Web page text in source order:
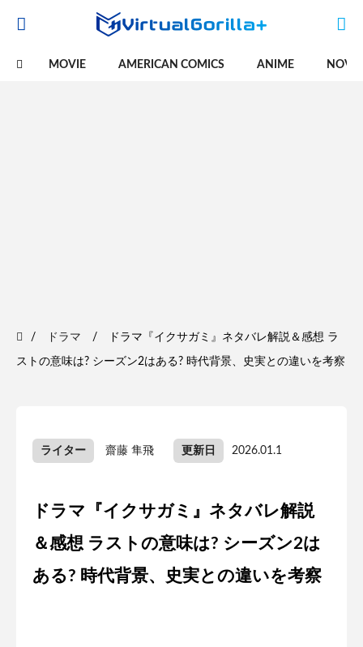
MOVIE AMERICAN COMICS ANIME
ドラマ ドラマ『イクサガミ』ネタバレ解説＆感想 ラ
ストの意味は? シーズン2はある? 時代背景、史実との違いを考察
ライター 齋藤 隼飛 更新日 2026.01.1
ドラマ『イクサガミ』ネタバレ解説
＆感想 ラストの意味は? シーズン2は
ある? 時代背景、史実との違いを考察